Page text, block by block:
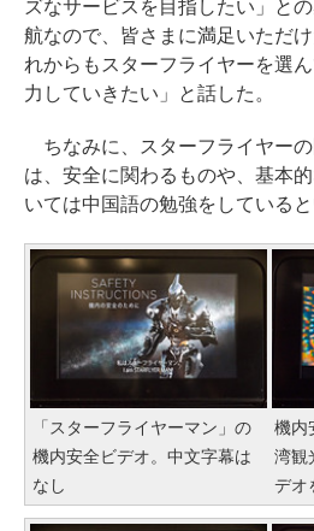
ズなサービスを目指したい」と
航なので、皆さまに満足いただ
れからもスターフライヤーを選
力していきたい」と話した。
ちなみに、スターフライヤー
は、安全に関わるものや、基本
いては中国語の勉強をしていると
「スターフライヤーマン」の
機内安全ビデオ。中文字幕は
なし
機内
湾観
デオ